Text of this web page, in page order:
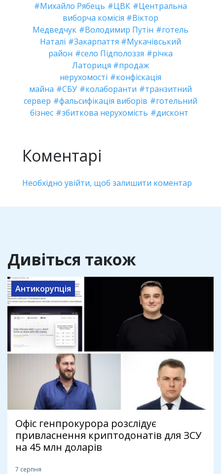
Михайло Рябець ЦВК
Центральна
виборча комісія
Віктор
Медведчук
Володимир Путін
готель
Наталі
Закарпаття
Мукачівський
район
село Підполоззя
річка
Латориця
продаж
нерухомості
конфіскація
майна
СБУ колаборанти
транзитний
сервер
фальсифікація виборів
готельний
бізнес
збиткова нерухомість дисконт
Коментарі
Необхідно увійти, щоб залишити коментар
Дивіться також
Антикорупція
Офіс генпрокурора розслідує
привласнення криптодонатів для ЗСУ
на 45 млн доларів
7 серпня